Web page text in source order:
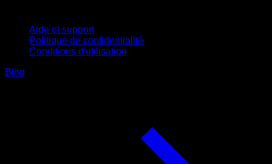
Aide et support
Politique de confidentialité
Conditions d'utilisation
Blog